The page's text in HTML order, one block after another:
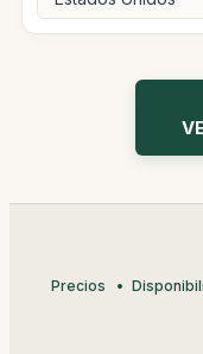
Precios